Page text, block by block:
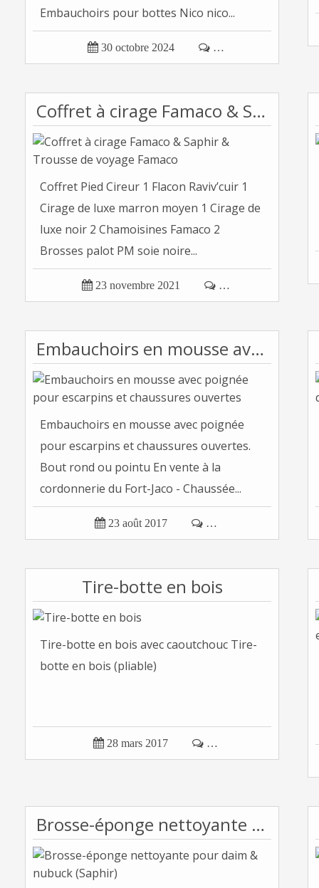
Embauchoirs pour bottes Nico nico...
 30 octobre 2024  …
Coffret à cirage Famaco & Saphir & Trousse de voyage Famaco
Coffret Pied Cireur 1 Flacon Raviv’cuir 1
Cirage de luxe marron moyen 1 Cirage de
luxe noir 2 Chamoisines Famaco 2
Brosses palot PM soie noire...
 23 novembre 2021  …
Embauchoirs en mousse avec poignée pour escarpins et chaussures ouvertes
Embauchoirs en mousse avec poignée
pour escarpins et chaussures ouvertes.
Bout rond ou pointu En vente à la
cordonnerie du Fort-Jaco - Chaussée...
 23 août 2017  …
Tire-botte en bois
Tire-botte en bois avec caoutchouc Tire-
botte en bois (pliable)
 28 mars 2017  …
Brosse-éponge nettoyante pour daim & nubuck (Saphir)